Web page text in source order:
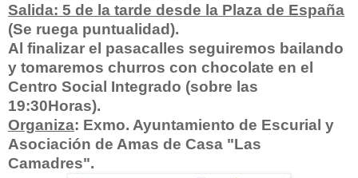
Salida: 5 de la tarde desde la Plaza de España
(Se ruega puntualidad).
Al finalizar el pasacalles seguiremos bailando
y tomaremos churros con chocolate en el
Centro Social Integrado (sobre las
19:30Horas).
Organiza: Exmo. Ayuntamiento de Escurial y
Asociación de Amas de Casa "Las
Camadres".